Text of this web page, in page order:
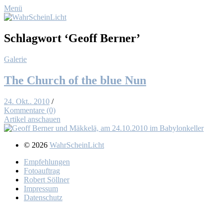
Menü
Schlagwort ‘Geoff Berner’
Galerie
The Church of the blue Nun
24. Okt.. 2010 /
Kommentare (0)
Artikel anschauen
© 2026 WahrScheinLicht
Emp­feh­lun­gen
Fo­to­auf­trag
Ro­bert Söll­ner
Im­pres­sum
Da­ten­schutz